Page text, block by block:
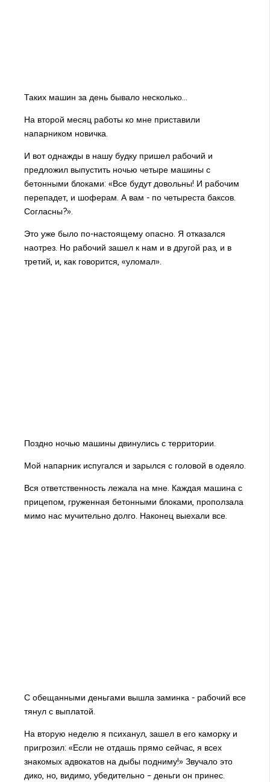
Таких машин за день бывало несколько...
На второй месяц работы ко мне приставили
напарником новичка.
И вот однажды в нашу будку пришел рабочий и
предложил выпустить ночью четыре машины с
бетонными блоками: «Все будут довольны! И рабочим
перепадет, и шоферам. А вам - по четыреста баксов.
Согласны?».
Это уже было по-настоящему опасно. Я отказался
наотрез. Но рабочий зашел к нам и в другой раз, и в
третий, и, как говорится, «уломал».
Поздно ночью машины двинулись с территории.
Мой напарник испугался и зарылся с головой в одеяло.
Вся ответственность лежала на мне. Каждая машина с
прицепом, груженная бетонными блоками, проползала
мимо нас мучительно долго. Наконец выехали все.
С обещанными деньгами вышла заминка - рабочий все
тянул с выплатой.
На вторую неделю я психанул, зашел в его каморку и
пригрозил: «Если не отдашь прямо сейчас, я всех
знакомых адвокатов на дыбы подниму!» Звучало это
дико, но, видимо, убедительно – деньги он принес.